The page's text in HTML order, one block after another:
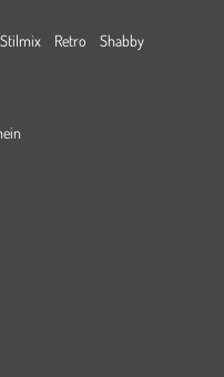
Stilmix Retro
Shabby